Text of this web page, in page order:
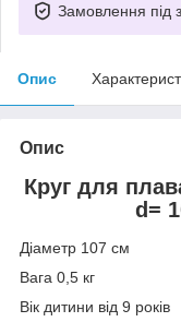
Замовлення під
Опис
Опис
Круг для
d=
Діаметр 107 см
Вага 0,5 кг
Вік дитини від 9 років